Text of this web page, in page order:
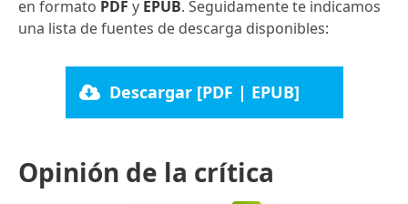
en formato PDF y EPUB. Seguidamente te indicamos
una lista de fuentes de descarga disponibles:
Descargar [PDF | EPUB]
Opinión de la crítica